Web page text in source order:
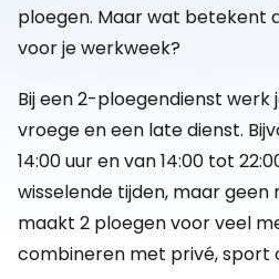
ploegen. Maar wat betekent
voor je werkweek?
Bij een 2-ploegendienst werk
vroege en een late dienst.
14:00 uur en van 14:00 tot
wisselende tijden, maar
maakt 2 ploegen voor veel
combineren met privé, sport